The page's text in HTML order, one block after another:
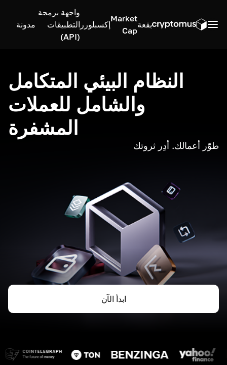
بقعة
Market
Cap
إكسبلورر
واجهة برمجة
التطبيقات
(API)
مدونة
النظام البيئي المتكامل
والشامل للعملات
المشفرة
طوّر أعمالك. أدِر ثروتك
ابدأ الآن